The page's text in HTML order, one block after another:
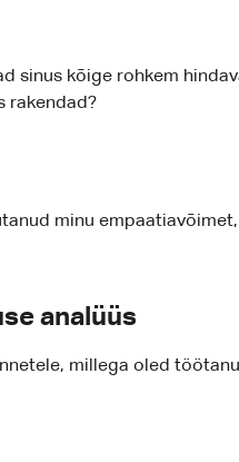
sinus kõige rohkem
rakendad?
minu
analüüs
millega oled